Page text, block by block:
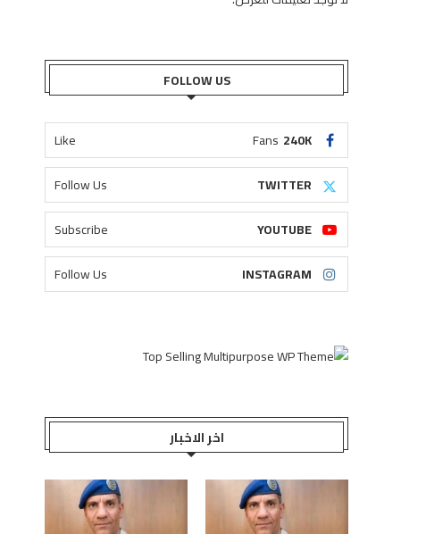
FOLLOW US
240K
Fans
Like
TWITTER
Follow Us
YOUTUBE
Subscribe
INSTAGRAM
Follow Us
اخر الاخبار